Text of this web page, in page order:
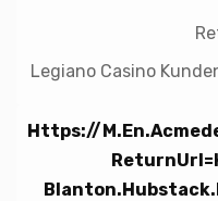
Legiano Casino
Https://